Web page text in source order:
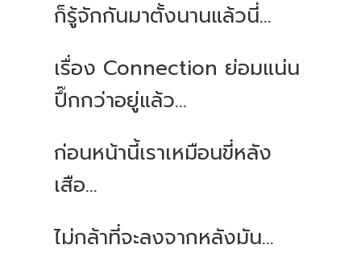
ก็รู้จักกันมาตั้งนานแล้วนี่...
เรื่อง Connection ย่อมแน่น
ปึ๊กกว่าอยู่แล้ว...
ก่อนหน้านี้เราเหมือนขี่หลัง
เสือ...
ไม่กล้าที่จะลงจากหลังมัน...